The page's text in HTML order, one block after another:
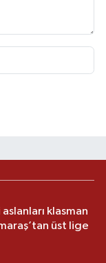
klasman
üst lige